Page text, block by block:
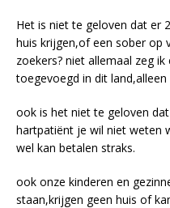
Het is niet te geloven dat er
huis krijgen,of een sober op
zoekers? niet allemaal zeg
toegevoegd in dit
ook is het niet te geloven
hartpatiënt je wil niet weten
wel kan betalen straks.
ook onze kinderen en
staan,krijgen geen huis of